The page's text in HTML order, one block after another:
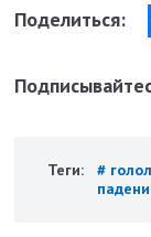
Поделиться:
Теги: #